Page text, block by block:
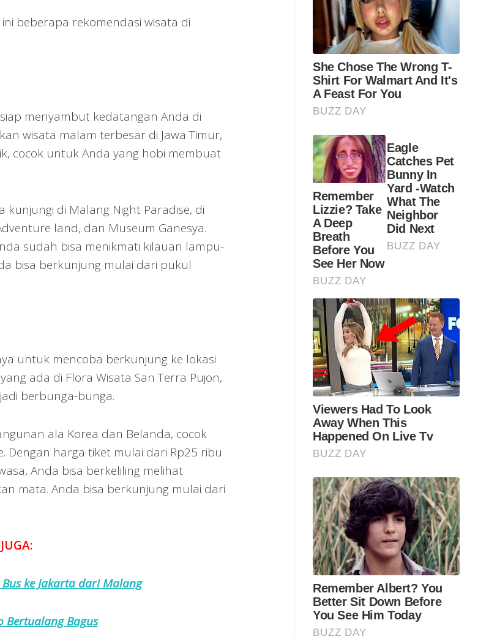
beberapa rekomendasi wisata di
menyambut kedatangan Anda di
wisata malam terbesar di Jawa Timur,
cocok untuk Anda yang hobi membuat
di Malang Night Paradise, di
land, dan Museum Ganesya.
sudah bisa menikmati kilauan lampu-
bisa berkunjung mulai dari pukul
untuk mencoba berkunjung ke lokasi
ada di Flora Wisata San Terra Pujon,
berbunga-bunga.
ala Korea dan Belanda, cocok
Dengan harga tiket mulai dari Rp25 ribu
Anda bisa berkeliling melihat
mata. Anda bisa berkunjung mulai dari
ke Jakarta dari Malang
Bertualang Bagus